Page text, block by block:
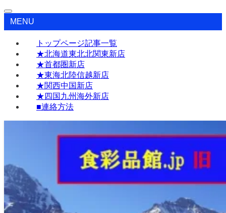
MENU
トップページ記事一覧
★北海道東北北関東新店
★首都圏新店
★東海北陸信越新店
★関西中国新店
★四国九州海外新店
■連絡方法